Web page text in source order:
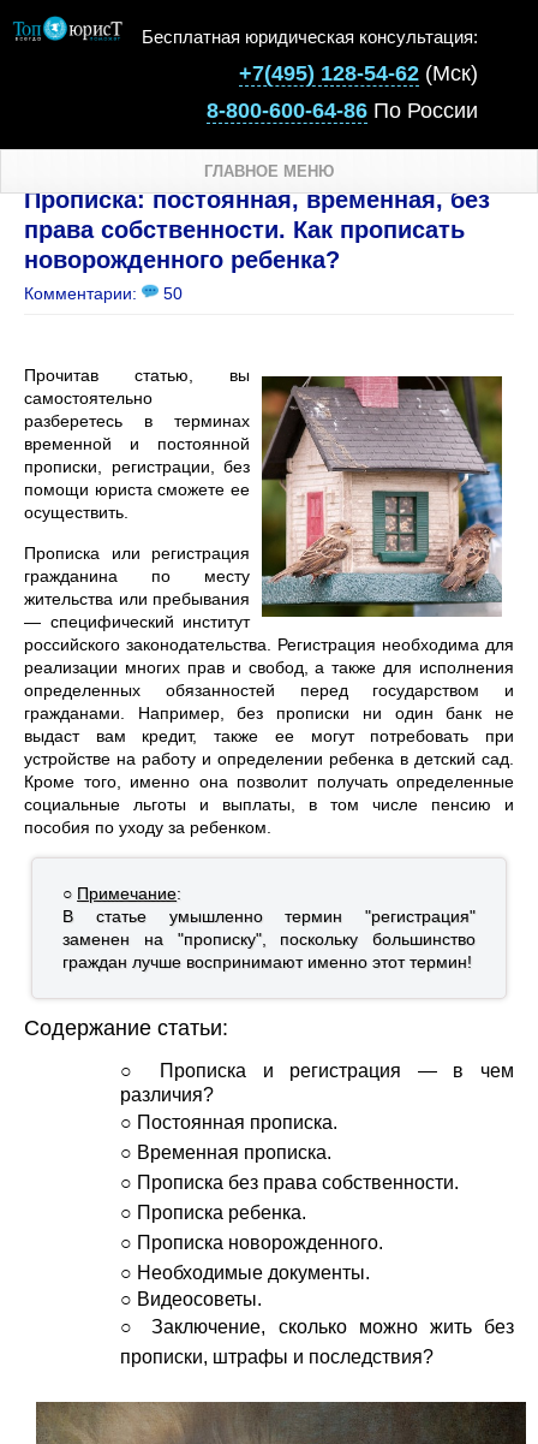
Бесплатная юридическая консультация:
+7(495) 128-54-62 (Мск)
8-800-600-64-86 По России
ГЛАВНОЕ МЕНЮ
Прописка: постоянная, временная, без
права собственности. Как прописать
новорожденного ребенка?
Комментарии: 50
Прочитав статью, вы
самостоятельно
разберетесь в терминах
временной и постоянной
прописки, регистрации, без
помощи юриста сможете ее
осуществить.
Прописка или регистрация
гражданина по месту
жительства или пребывания
— специфический институт
российского законодательства. Регистрация необходима для
реализации многих прав и свобод, а также для исполнения
определенных обязанностей перед государством и
гражданами. Например, без прописки ни один банк не
выдаст вам кредит, также ее могут потребовать при
устройстве на работу и определении ребенка в детский сад.
Кроме того, именно она позволит получать определенные
социальные льготы и выплаты, в том числе пенсию и
пособия по уходу за ребенком.
○ Примечание:
В статье умышленно термин "регистрация"
заменен на "прописку", поскольку большинство
граждан лучше воспринимают именно этот термин!
Содержание статьи:
○
Прописка и регистрация — в чем
различия?
○ Постоянная прописка.
○ Временная прописка.
○ Прописка без права собственности.
○ Прописка ребенка.
○ Прописка новорожденного.
○ Необходимые документы.
○ Видеосоветы.
○Заключение, сколько можно жить без
прописки, штрафы и последствия?